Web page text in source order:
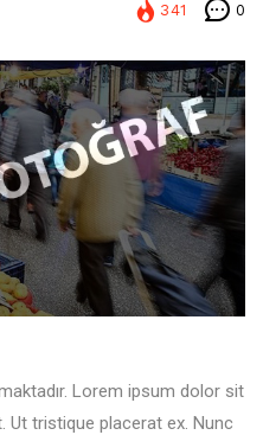
341 0
Lorem ipsum dolor sit
tristique placerat ex. Nunc